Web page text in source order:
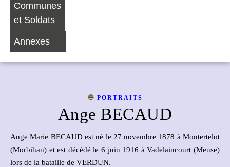
Communes
et Soldats
Annexes
PORTRAITS
Ange BECAUD
Ange Marie BECAUD est né le 27 novembre 1878 à Montertelot
(Morbihan) et est décédé le 6 juin 1916 à Vadelaincourt (Meuse)
lors de la bataille de VERDUN.